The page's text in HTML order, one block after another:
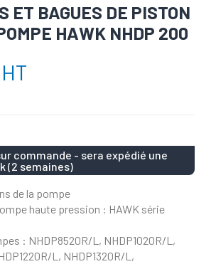
ET BAGUES DE PISTON
HAWK NHDP 200
commande - sera expédié une
(2 semaines)
de la pompe
haute pression : HAWK série
: NHDP8520R/L, NHDP1020R/L,
L, NHDP1320R/L,